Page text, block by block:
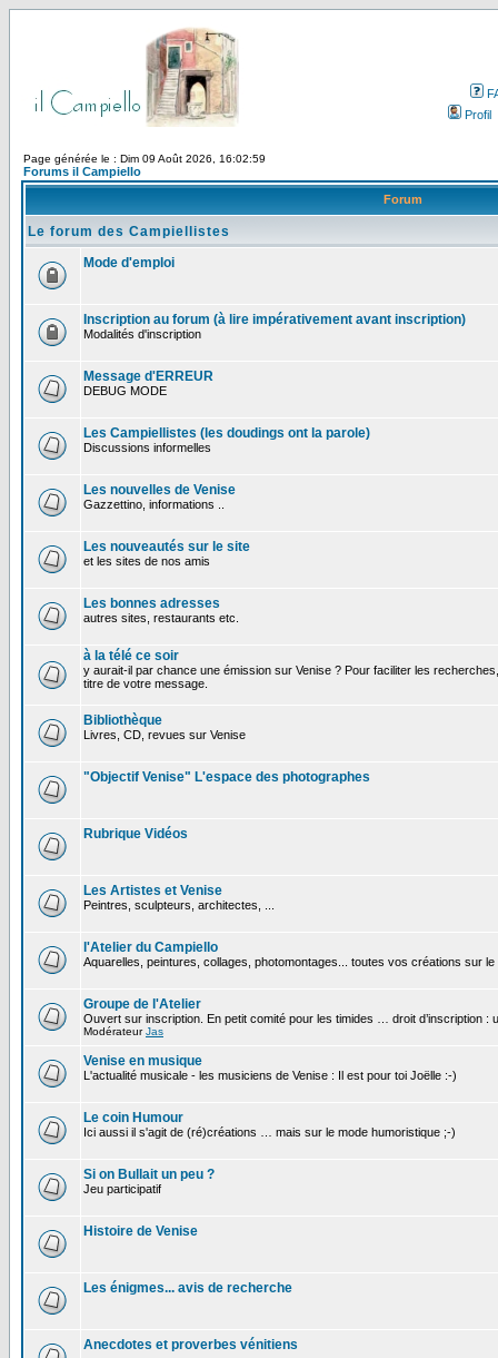
Profil
Page générée le : Dim 09 Août 2026, 16:02:59
Forums il Campiello
Forum
Le forum des Campiellistes
Mode d'emploi
Inscription au forum (à lire impérativement avant inscription)
Modalités d'inscription
Message d'ERREUR
DEBUG MODE
Les Campiellistes (les doudings ont la parole)
Discussions informelles
Les nouvelles de Venise
Gazzettino, informations ..
Les nouveautés sur le site
et les sites de nos amis
Les bonnes adresses
autres sites, restaurants etc.
à la télé ce soir
y aurait-il par chance une émission sur Venise ? Pour faciliter les
titre de votre message.
Bibliothèque
Livres, CD, revues sur Venise
"Objectif Venise" L'espace des photographes
Rubrique Vidéos
Les Artistes et Venise
Peintres, sculpteurs, architectes, ...
l'Atelier du Campiello
Aquarelles, peintures, collages, photomontages... toutes vos créations sur le
Groupe de l'Atelier
Ouvert sur inscription. En petit comité pour les timides … droit d’inscription :
ModérateurJas
Venise en musique
L'actualité musicale - les musiciens de Venise : Il est pour toi Joëlle :-)
Le coin Humour
Ici aussi il s'agit de (ré)créations … mais sur le mode humoristique ;-)
Si on Bullait un peu ?
Jeu participatif
Histoire de Venise
Les énigmes... avis de recherche
Anecdotes et proverbes vénitiens